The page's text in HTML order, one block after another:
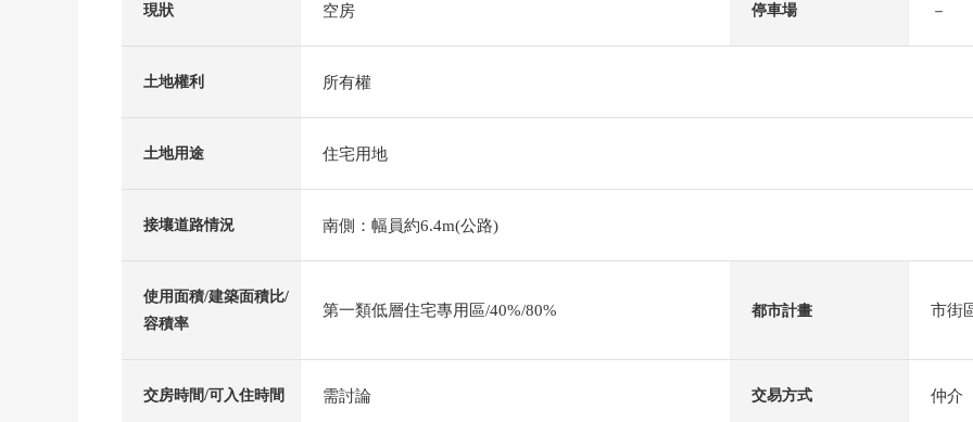
現狀 空房 停車場 －
土地權利 所有權
土地用途 住宅用地
接壤道路情況 南側：幅員約6.4m(公路)
使用面積/建築面積比/
容積率
第一類低層住宅專用區/40%/80% 都市計畫 市街
交房時間/可入住時間 需討論 交易方式 仲介